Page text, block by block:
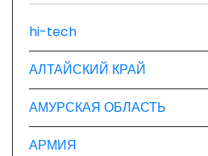
п
и
с
я
hi-tech
АЛТАЙСКИЙ КРАЙ
АМУРСКАЯ ОБЛАСТЬ
АРМИЯ